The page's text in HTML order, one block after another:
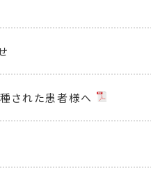
種された患者様へ